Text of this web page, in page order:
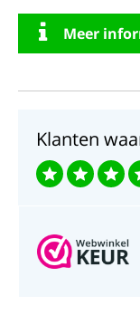
Meer
Klanten